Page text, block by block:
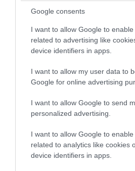
Google consents
I want to allow Google to
related to advertising like
device identifiers in apps.
I want to allow my user data to
Google for online advertising
I want to allow Google to send
personalized advertising.
I want to allow Google to
related to analytics like cookies
device identifiers in apps.
Ο Γιάννης Αλαφούζος
Κωνσταντίνο Ζούλα από τον
απομάκρυνσής του